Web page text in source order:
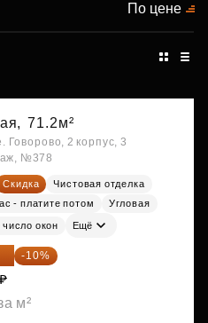
По цене
71.2м²
2 корпус, 3
№378
Скидка
Чистовая отделка
- платите потом
Угловая
окон Ещё
₽ -10%
м²